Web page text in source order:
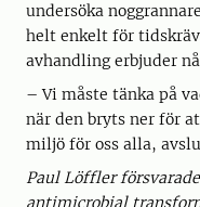
undersöka
helt enkelt för
avhandling erbjuder
– Vi måste tänka på
när den bryts ner för
miljö för oss alla,
Paul Löffler
antimicrobial